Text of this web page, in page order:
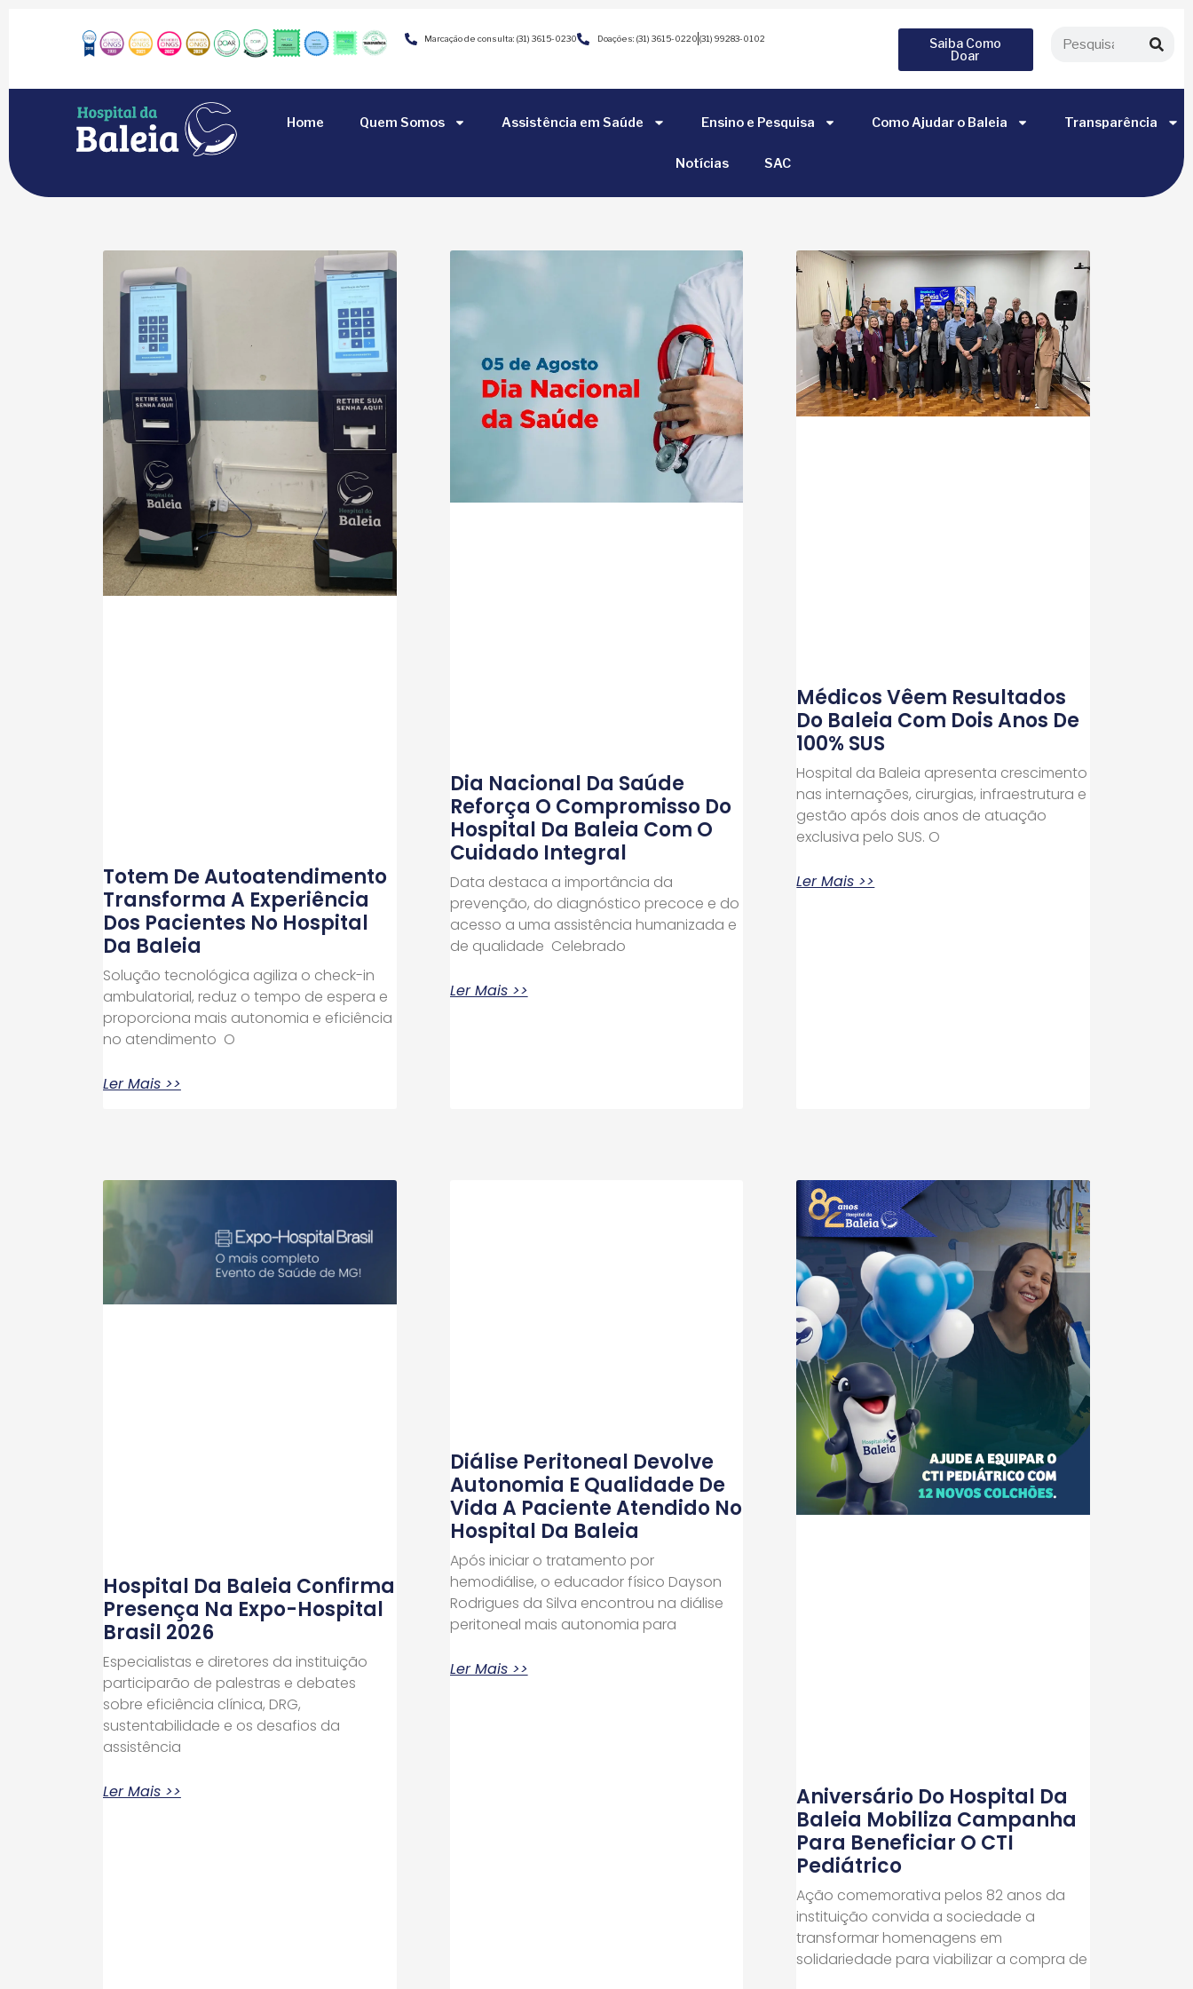
Marcação de consulta: (31) 3615-0230 Doações: (31) 3615-0220 (31) 99283-0102
Saiba Como
Doar
Home Quem Somos Assistência em Saúde Ensino e Pesquisa Como Ajudar o Baleia Transparência
Notícias SAC
Totem De Autoatendimento
Transforma A Experiência
Dos Pacientes No Hospital
Da Baleia
Solução tecnológica agiliza o check-in
ambulatorial, reduz o tempo de espera e
proporciona mais autonomia e eficiência
no atendimento O
Ler Mais >>
Dia Nacional Da Saúde
Reforça O Compromisso Do
Hospital Da Baleia Com O
Cuidado Integral
Data destaca a importância da
prevenção, do diagnóstico precoce e do
acesso a uma assistência humanizada e
de qualidade Celebrado
Ler Mais >>
Médicos Vêem Resultados
Do Baleia Com Dois Anos De
100% SUS
Hospital da Baleia apresenta crescimento
nas internações, cirurgias, infraestrutura e
gestão após dois anos de atuação
exclusiva pelo SUS. O
Ler Mais >>
Hospital Da Baleia Confirma
Presença Na Expo-Hospital
Brasil 2026
Especialistas e diretores da instituição
participarão de palestras e debates
sobre eficiência clínica, DRG,
sustentabilidade e os desafios da
assistência
Ler Mais >>
Diálise Peritoneal Devolve
Autonomia E Qualidade De
Vida A Paciente Atendido No
Hospital Da Baleia
Após iniciar o tratamento por
hemodiálise, o educador físico Dayson
Rodrigues da Silva encontrou na diálise
peritoneal mais autonomia para
Ler Mais >>
Aniversário Do Hospital Da
Baleia Mobiliza Campanha
Para Beneficiar O CTI
Pediátrico
Ação comemorativa pelos 82 anos da
instituição convida a sociedade a
transformar homenagens em
solidariedade para viabilizar a compra de